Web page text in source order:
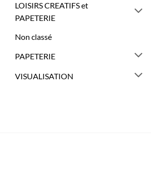
LOISIRS CREATIFS et
PAPETERIE
Non classé
PAPETERIE
VISUALISATION